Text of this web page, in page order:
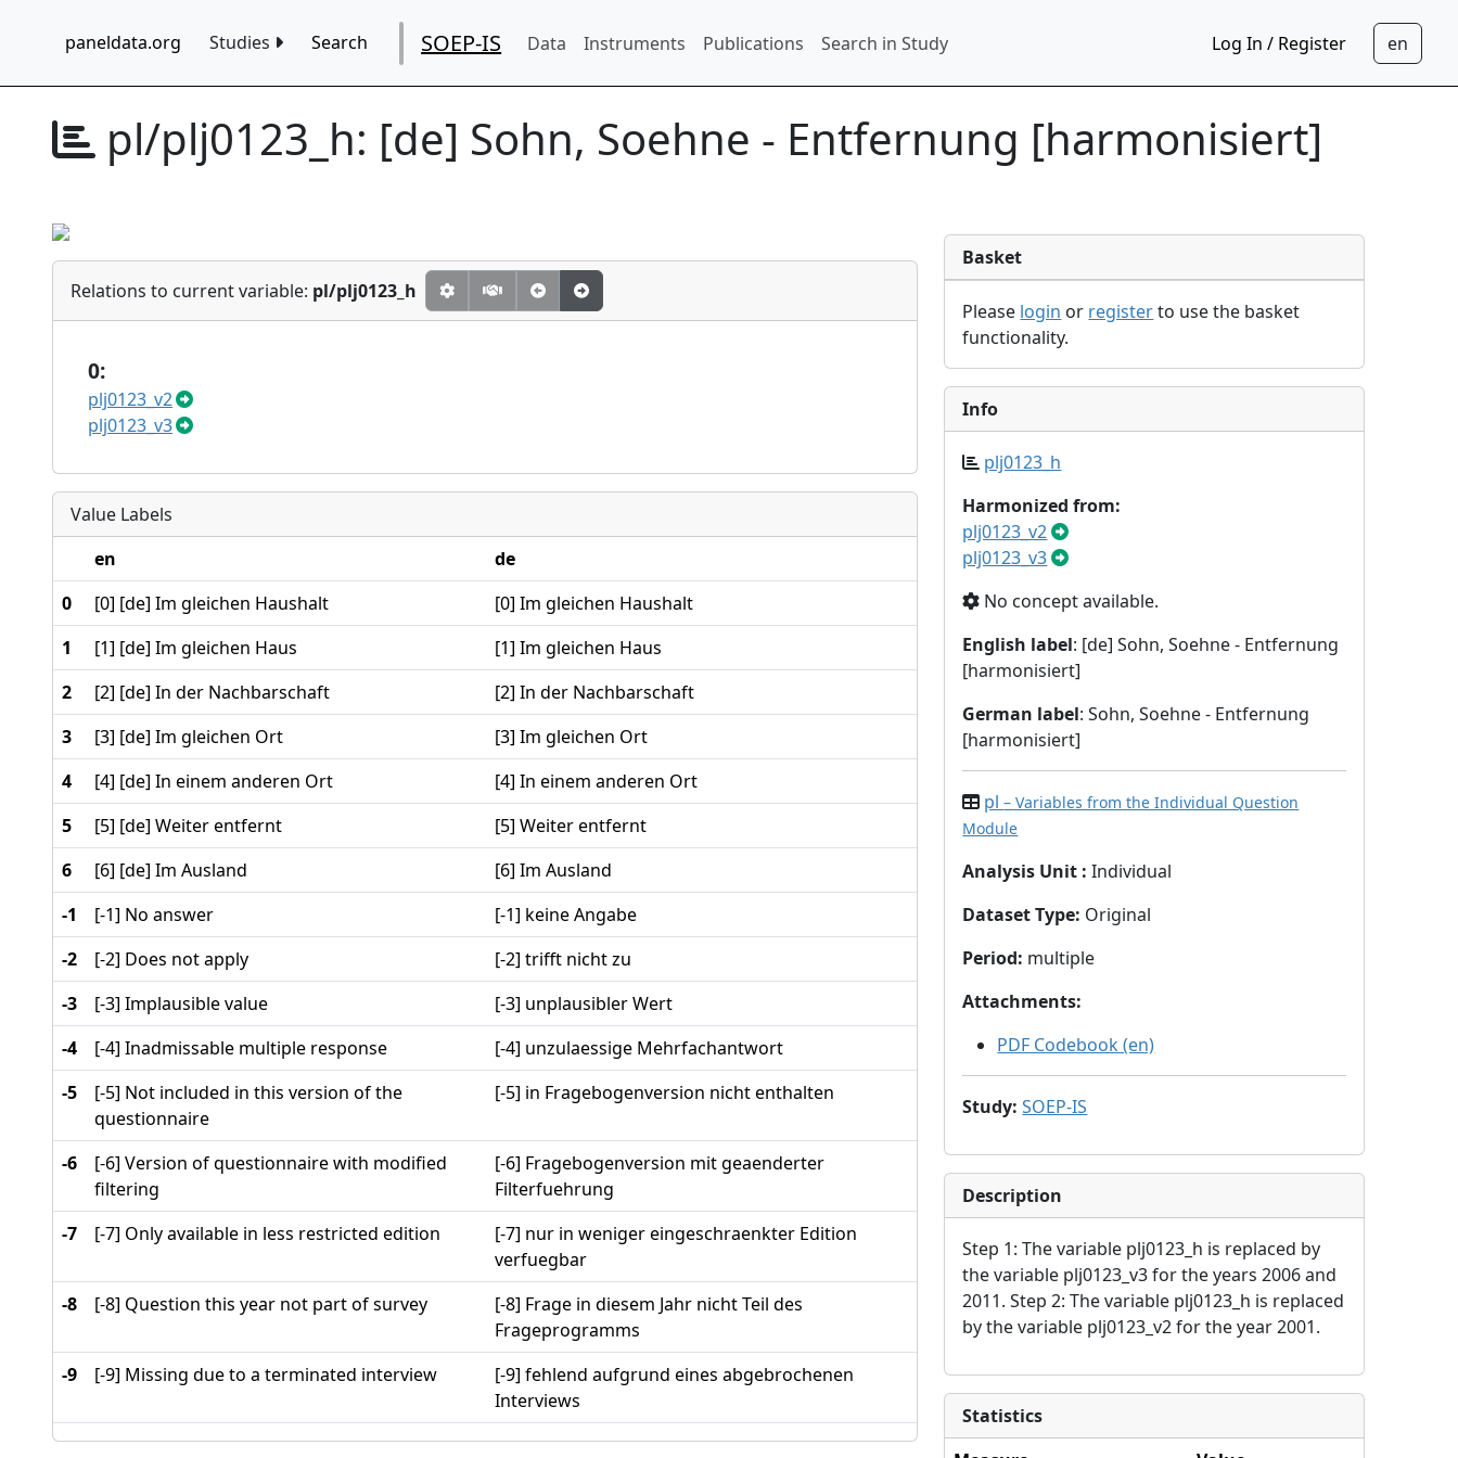
paneldata.org Studies Search SOEP-IS Data Instruments Publications Search in Study Log In / Register
pl/plj0123_h: [de] Sohn, Soehne - Entfernung [harmonisiert]
Relations to current variable: pl/plj0123_h
0:
plj0123_v2
plj0123_v3
Value Labels
en
de
0
[0] [de] Im gleichen Haushalt
[0] Im gleichen Haushalt
1
[1] [de] Im gleichen Haus
[1] Im gleichen Haus
2
[2] [de] In der Nachbarschaft
[2] In der Nachbarschaft
3
[3] [de] Im gleichen Ort
[3] Im gleichen Ort
4
[4] [de] In einem anderen Ort
[4] In einem anderen Ort
5
[5] [de] Weiter entfernt
[5] Weiter entfernt
6
[6] [de] Im Ausland
[6] Im Ausland
-1
[-1] No answer
[-1] keine Angabe
-2
[-2] Does not apply
[-2] trifft nicht zu
-3
[-3] Implausible value
[-3] unplausibler Wert
-4
[-4] Inadmissable multiple response
[-4] unzulaessige Mehrfachantwort
-5
[-5] Not included in this version of the
questionnaire
[-5] in Fragebogenversion nicht enthalten
-6
[-6] Version of questionnaire with modified
filtering
[-6] Fragebogenversion mit geaenderter
Filterfuehrung
-7
[-7] Only available in less restricted edition
[-7] nur in weniger eingeschraenkter Edition
verfuegbar
-8
[-8] Question this year not part of survey
[-8] Frage in diesem Jahr nicht Teil des
Frageprogramms
-9
[-9] Missing due to a terminated interview
[-9] fehlend aufgrund eines abgebrochenen
Interviews
Basket
Please login or registerto use the basket
functionality.
Info
plj0123_h
Harmonized from:
plj0123_v2
plj0123_v3
No concept available.
English label: [de] Sohn, Soehne - Entfernung
[harmonisiert]
German label: Sohn, Soehne - Entfernung
[harmonisiert]
pl– Variables from the Individual Question
Module
Analysis Unit : Individual
Dataset Type: Original
Period: multiple
Attachments:
PDF Codebook (en)
Study: SOEP-IS
Description
Step 1: The variable plj0123_h is replaced by
the variable plj0123_v3 for the years 2006 and
2011. Step 2: The variable plj0123_h is replaced
by the variable plj0123_v2 for the year 2001.
Statistics